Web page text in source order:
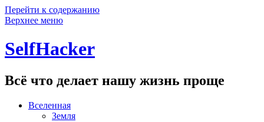
Перейти к содержанию
Верхнее меню
SelfHacker
Всё что делает нашу жизнь проще
Вселенная
Земля